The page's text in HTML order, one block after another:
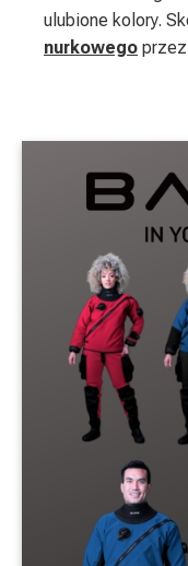
ulubione kolory.
nurkowego